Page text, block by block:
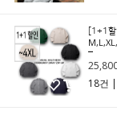
[1+1
18건 |